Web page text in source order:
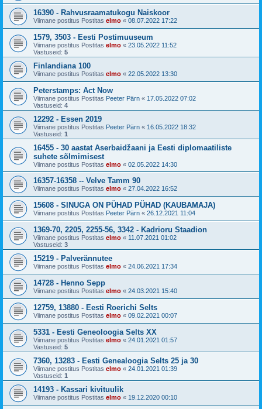
16390 - Rahvusraamatukogu Naiskoor
Viimane postitus Postitas elmo « 08.07.2022 17:22
1579, 3503 - Eesti Postimuuseum
Viimane postitus Postitas elmo « 23.05.2022 11:52
Vastuseid: 5
Finlandiana 100
Viimane postitus Postitas elmo « 22.05.2022 13:30
Peterstamps: Act Now
Viimane postitus Postitas Peeter Pärn « 17.05.2022 07:02
Vastuseid: 4
12292 - Essen 2019
Viimane postitus Postitas Peeter Pärn « 16.05.2022 18:32
Vastuseid: 1
16455 - 30 aastat Aserbaidžaani ja Eesti diplomaatiliste
suhete sõlmimisest
Viimane postitus Postitas elmo « 02.05.2022 14:30
16357-16358 -- Velve Tamm 90
Viimane postitus Postitas elmo « 27.04.2022 16:52
15608 - SINUGA ON PÜHAD PÜHAD (KAUBAMAJA)
Viimane postitus Postitas Peeter Pärn « 26.12.2021 11:04
1369-70, 2205, 2255-56, 3342 - Kadrioru Staadion
Viimane postitus Postitas elmo « 11.07.2021 01:02
Vastuseid: 3
15219 - Palverännutee
Viimane postitus Postitas elmo « 24.06.2021 17:34
14728 - Henno Sepp
Viimane postitus Postitas elmo « 24.03.2021 15:40
12759, 13880 - Eesti Roerichi Selts
Viimane postitus Postitas elmo « 09.02.2021 00:07
5331 - Eesti Geneoloogia Selts XX
Viimane postitus Postitas elmo « 24.01.2021 01:57
Vastuseid: 5
7360, 13283 - Eesti Genealoogia Selts 25 ja 30
Viimane postitus Postitas elmo « 24.01.2021 01:39
Vastuseid: 1
14193 - Kassari kivituulik
Viimane postitus Postitas elmo « 19.12.2020 00:10